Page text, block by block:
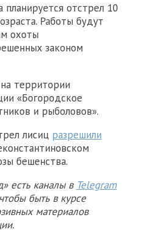
отстрел 10
Работы будут
охоты
законом
территории
«Богородское
и рыболовов».
лисиц разрешили
бешенства.
есть каналы в Telegram
быть в курсе
материалов